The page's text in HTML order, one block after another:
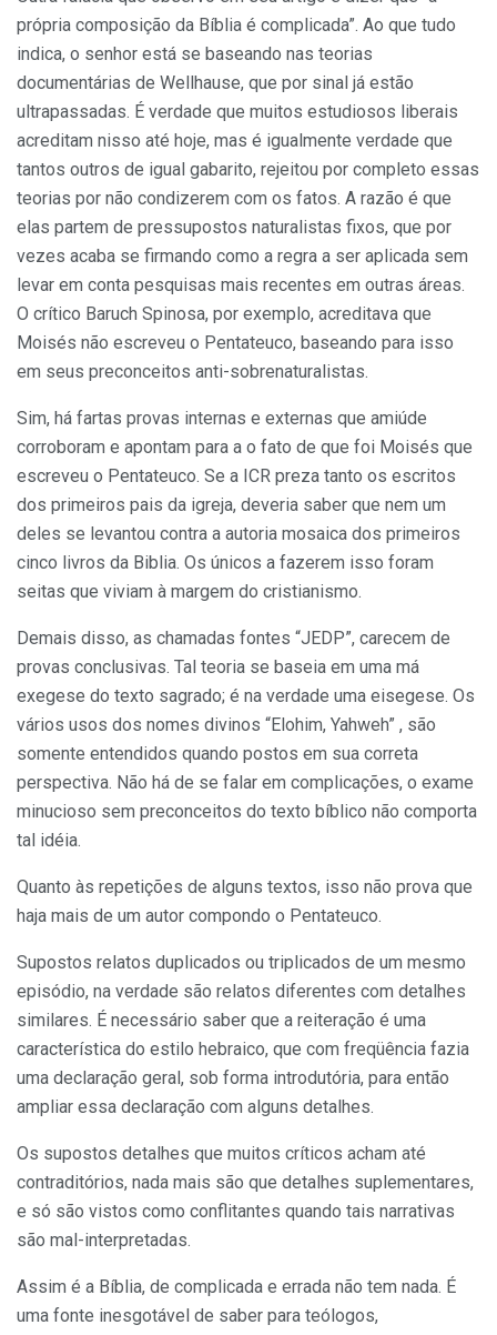
própria composição da Bíblia é complicada”. Ao que tudo
indica, o senhor está se baseando nas teorias
documentárias de Wellhause, que por sinal já estão
ultrapassadas. É verdade que muitos estudiosos liberais
acreditam nisso até hoje, mas é igualmente verdade que
tantos outros de igual gabarito, rejeitou por completo essas
teorias por não condizerem com os fatos. A razão é que
elas partem de pressupostos naturalistas fixos, que por
vezes acaba se firmando como a regra a ser aplicada sem
levar em conta pesquisas mais recentes em outras áreas.
O crítico Baruch Spinosa, por exemplo, acreditava que
Moisés não escreveu o Pentateuco, baseando para isso
em seus preconceitos anti-sobrenaturalistas.
Sim, há fartas provas internas e externas que amiúde
corroboram e apontam para a o fato de que foi Moisés que
escreveu o Pentateuco. Se a ICR preza tanto os escritos
dos primeiros pais da igreja, deveria saber que nem um
deles se levantou contra a autoria mosaica dos primeiros
cinco livros da Biblia. Os únicos a fazerem isso foram
seitas que viviam à margem do cristianismo.
Demais disso, as chamadas fontes “JEDP”, carecem de
provas conclusivas. Tal teoria se baseia em uma má
exegese do texto sagrado; é na verdade uma eisegese. Os
vários usos dos nomes divinos “Elohim, Yahweh” , são
somente entendidos quando postos em sua correta
perspectiva. Não há de se falar em complicações, o exame
minucioso sem preconceitos do texto bíblico não comporta
tal idéia.
Quanto às repetições de alguns textos, isso não prova que
haja mais de um autor compondo o Pentateuco.
Supostos relatos duplicados ou triplicados de um mesmo
episódio, na verdade são relatos diferentes com detalhes
similares. É necessário saber que a reiteração é uma
característica do estilo hebraico, que com freqüência fazia
uma declaração geral, sob forma introdutória, para então
ampliar essa declaração com alguns detalhes.
Os supostos detalhes que muitos críticos acham até
contraditórios, nada mais são que detalhes suplementares,
e só são vistos como conflitantes quando tais narrativas
são mal-interpretadas.
Assim é a Bíblia, de complicada e errada não tem nada. É
uma fonte inesgotável de saber para teólogos,